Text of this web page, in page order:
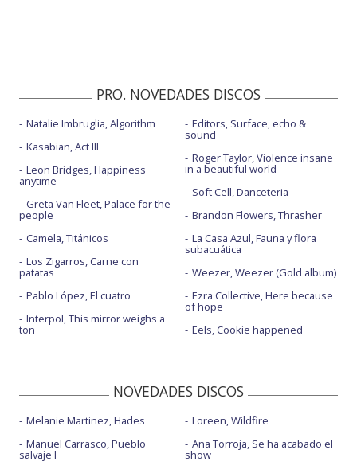
PRO. NOVEDADES DISCOS
Natalie Imbruglia, Algorithm
Kasabian, Act III
Leon Bridges, Happiness
anytime
Greta Van Fleet, Palace for the
people
Camela, Titánicos
Los Zigarros, Carne con
patatas
Pablo López, El cuatro
Interpol, This mirror weighs a
ton
Editors, Surface, echo &
sound
Roger Taylor, Violence insane
in a beautiful world
Soft Cell, Danceteria
Brandon Flowers, Thrasher
La Casa Azul, Fauna y flora
subacuática
Weezer, Weezer (Gold album)
Ezra Collective, Here because
of hope
Eels, Cookie happened
NOVEDADES DISCOS
Melanie Martinez, Hades
Manuel Carrasco, Pueblo
salvaje I
Loreen, Wildfire
Ana Torroja, Se ha acabado el
show